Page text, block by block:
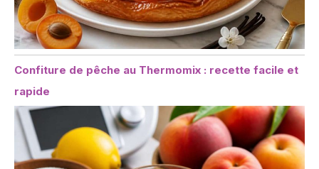
Confiture de pêche au Thermomix : recette facile et
rapide